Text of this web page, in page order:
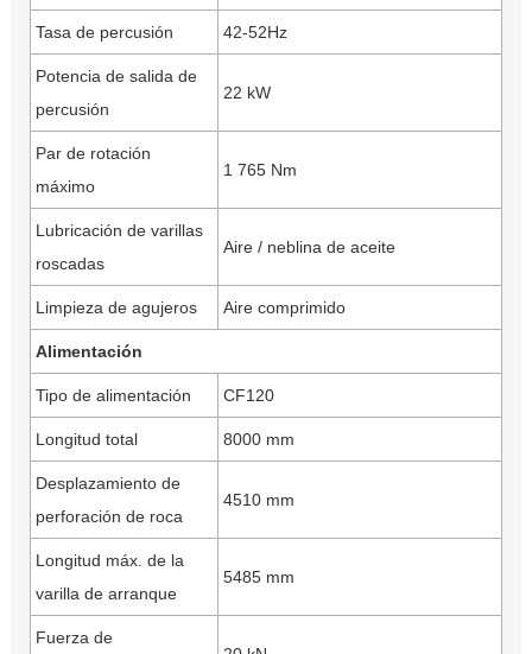
Tasa de percusión 42-52Hz
Potencia de salida de
percusión
22 kW
Par de rotación
máximo
1 765 Nm
Lubricación de varillas
roscadas
Aire / neblina de aceite
Limpieza de agujeros Aire comprimido
Alimentación
Tipo de alimentación CF120
Longitud total 8000 mm
Desplazamiento de
perforación de roca
4510 mm
Longitud máx. de la
varilla de arranque
5485 mm
Fuerza de